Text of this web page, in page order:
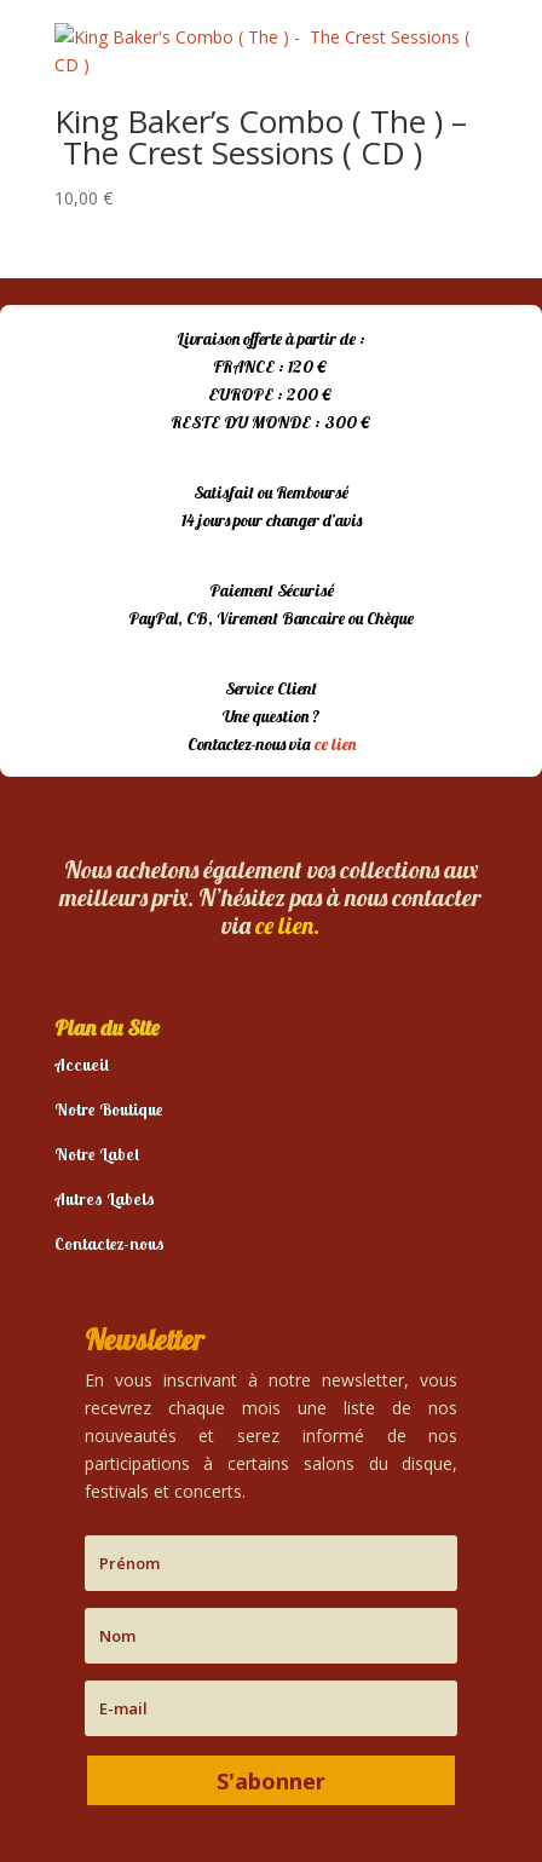
King Baker’s Combo ( The ) –
The Crest Sessions ( CD )
10,00 €
Livraison offerte à partir de :
FRANCE : 120 €
EUROPE : 200 €
RESTE DU MONDE : 300 €
Satisfait ou Remboursé
14 jours pour changer d’avis
Paiement Sécurisé
PayPal, CB, Virement Bancaire ou Chèque
Service Client
Une question ?
Contactez-nous viace lien
Nous achetons également vos collections aux
meilleurs prix. N’hésitez pas à nous contacter
viace lien.
Plan du Site
Accueil
Notre Boutique
Notre Label
Autres Labels
Contactez-nous
Newsletter
En vous inscrivant à notre newsletter, vous
recevrez chaque mois une liste de nos
nouveautés et serez informé de nos
participations à certains salons du disque,
festivals et concerts.
S'abonner